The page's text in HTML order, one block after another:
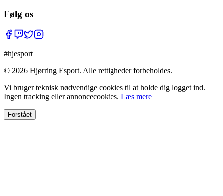
Følg os
#hjesport
© 2026 Hjørring Esport. Alle rettigheder forbeholdes.
Vi bruger teknisk nødvendige cookies til at holde dig logget ind.
Ingen tracking eller annoncecookies. Læs mere
Forstået